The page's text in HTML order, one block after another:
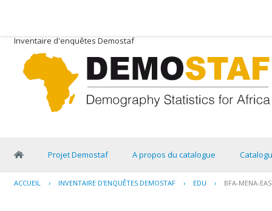
Inventaire d'enquêtes Demostaf
Projet Demostaf A propos du catalogue
ACCUEIL › INVENTAIRE D'ENQUÊTES DEMOSTAF › EDU › BFA-MENA-